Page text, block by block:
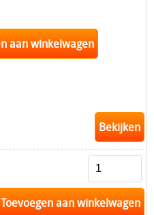
Bekijken
Toevoegen aan winkelwagen